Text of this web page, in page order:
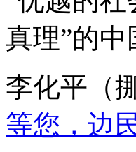
真理”的
李化平（
等您，边